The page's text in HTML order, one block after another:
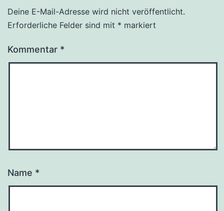
Deine E-Mail-Adresse wird nicht veröffentlicht.
Erforderliche Felder sind mit * markiert
Kommentar *
Name *